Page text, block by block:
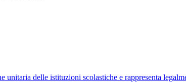
delle istituzioni scolastiche e rappresenta